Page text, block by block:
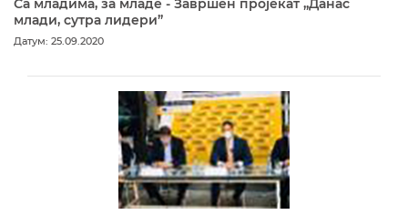
Са младима, за младе - Завршен пројекат „Данас
млади, сутра лидери”
Датум: 25.09.2020